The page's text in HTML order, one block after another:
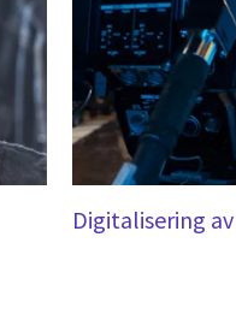
Digitalisering